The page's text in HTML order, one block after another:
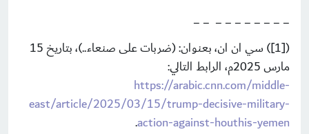
_ _ _ _ _ _ _ _ _ _
([1]) سي ان ان، بعنوان: (ضربات على صنعاء..)، بتاريخ 15
مارس 2025م، الرابط التالي:
https://arabic.cnn.com/middle-
east/article/2025/03/15/trump-decisive-military-
action-against-houthis-yemen
.